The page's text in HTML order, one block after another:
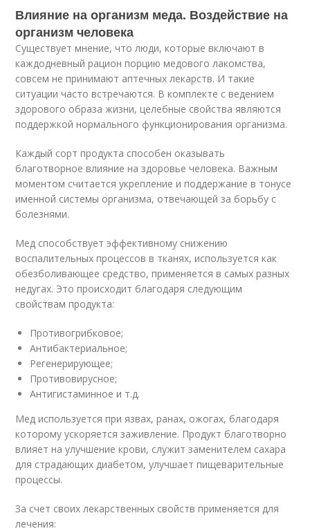
Влияние на организм меда. Воздействие на
организм человека
Существует мнение, что люди, которые включают в
каждодневный рацион порцию медового лакомства,
совсем не принимают аптечных лекарств. И такие
ситуации часто встречаются. В комплекте с ведением
здорового образа жизни, целебные свойства являются
поддержкой нормального функционирования организма.
Каждый сорт продукта способен оказывать
благотворное влияние на здоровье человека. Важным
моментом считается укрепление и поддержание в тонусе
именной системы организма, отвечающей за борьбу с
болезнями.
Мед способствует эффективному снижению
воспалительных процессов в тканях, используется как
обезболивающее средство, применяется в самых разных
недугах. Это происходит благодаря следующим
свойствам продукта:
Противогрибковое;
Антибактериальное;
Регенерирующее;
Противовирусное;
Антигистаминное и т.д.
Мед используется при язвах, ранах, ожогах, благодаря
которому ускоряется заживление. Продукт благотворно
влияет на улучшение крови, служит заменителем сахара
для страдающих диабетом, улучшает пищеварительные
процессы.
За счет своих лекарственных свойств применяется для
лечения: